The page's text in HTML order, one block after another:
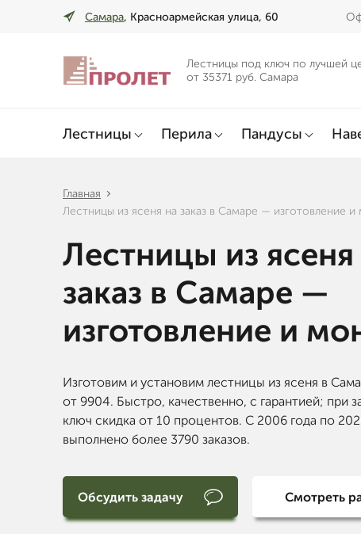
Самара, Красноармейская улица, 60
Лестницы под ключ по лучшей
от 35371 руб. Самара
Лестницы Перила Пандусы
Главная
Лестницы из ясеня на заказ в Самаре — изготовление
Лестницы из ясеня
заказ в Самаре —
изготовление и
Изготовим и установим лестницы из ясеня в
от 9904. Быстро, качественно, с гарантией; при
ключ скидка от 10 процентов. С 2006 года по
выполнено более 3790 заказов.
Обсудить задачу Смотреть